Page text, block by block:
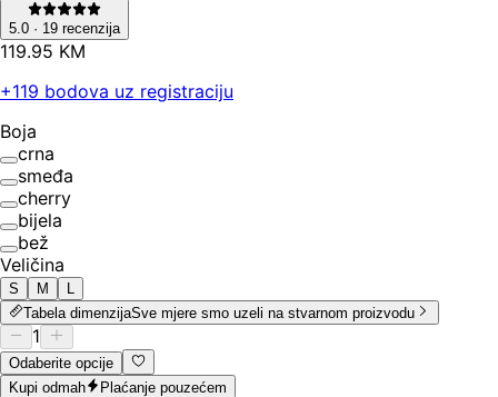
5.0 · 19 recenzija
119.95 KM
+119 bodova uz registraciju
Boja
crna
smeđa
cherry
bijela
bež
Veličina
S M
L
Tabela dimenzijaSve mjere smo uzeli na stvarnom proizvodu
1
Odaberite opcije
Kupi odmah
Plaćanje pouzećem